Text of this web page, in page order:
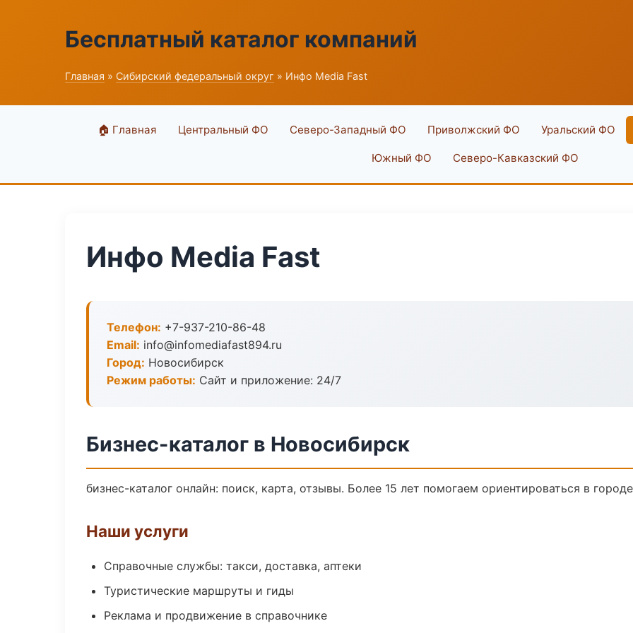
Бесплатный каталог компаний
Главная » Сибирский федеральный округ » Инфо Media Fast
🏠 Главная Центральный ФО Северо-Западный ФО Приволжский ФО Уральский ФО
Южный ФО Северо-Кавказский ФО
Инфо Media Fast
Телефон: +7-937-210-86-48
Email: info@infomediafast894.ru
Город: Новосибирск
Режим работы: Сайт и приложение: 24/7
Бизнес-каталог в Новосибирск
бизнес-каталог онлайн: поиск, карта, отзывы. Более 15 лет помогаем ориентироваться в
Наши услуги
Справочные службы: такси, доставка, аптеки
Туристические маршруты и гиды
Реклама и продвижение в справочнике